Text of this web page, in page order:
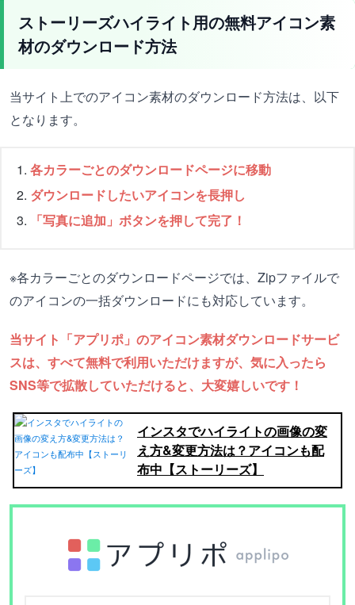
ストーリーズハイライト用の無料アイコン素
材のダウンロード方法
当サイト上でのアイコン素材のダウンロード方法は、以下
となります。
各カラーごとのダウンロードページに移動
ダウンロードしたいアイコンを長押し
「写真に追加」ボタンを押して完了！
※各カラーごとのダウンロードページでは、Zipファイルで
のアイコンの一括ダウンロードにも対応しています。
当サイト「アプリポ」のアイコン素材ダウンロードサービ
スは、すべて無料で利用いただけますが、気に入ったら
SNS等で拡散していただけると、大変嬉しいです！
インスタでハイライトの画像の変
え方&変更方法は？アイコンも配
布中【ストーリーズ】